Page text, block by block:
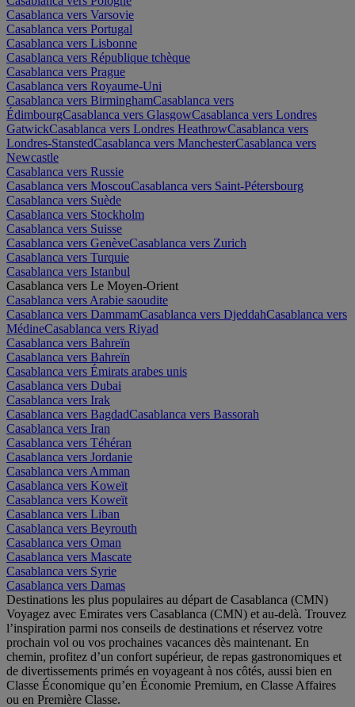
Casablanca vers Varsovie
Casablanca vers Portugal
Casablanca vers Lisbonne
Casablanca vers République tchèque
Casablanca vers Prague
Casablanca vers Royaume-Uni
Casablanca vers BirminghamCasablanca vers
ÉdimbourgCasablanca vers GlasgowCasablanca vers Londres
GatwickCasablanca vers Londres HeathrowCasablanca vers
Londres-StanstedCasablanca vers ManchesterCasablanca vers
Newcastle
Casablanca vers Russie
Casablanca vers MoscouCasablanca vers Saint-Pétersbourg
Casablanca vers Suède
Casablanca vers Stockholm
Casablanca vers Suisse
Casablanca vers GenèveCasablanca vers Zurich
Casablanca vers Turquie
Casablanca vers Istanbul
Casablanca vers Le Moyen-Orient
Casablanca vers Arabie saoudite
Casablanca vers DammamCasablanca vers DjeddahCasablanca vers
MédineCasablanca vers Riyad
Casablanca vers Bahreïn
Casablanca vers Bahreïn
Casablanca vers Émirats arabes unis
Casablanca vers Dubai
Casablanca vers Irak
Casablanca vers BagdadCasablanca vers Bassorah
Casablanca vers Iran
Casablanca vers Téhéran
Casablanca vers Jordanie
Casablanca vers Amman
Casablanca vers Koweït
Casablanca vers Koweït
Casablanca vers Liban
Casablanca vers Beyrouth
Casablanca vers Oman
Casablanca vers Mascate
Casablanca vers Syrie
Casablanca vers Damas
Destinations les plus populaires au départ de Casablanca (CMN)
Voyagez avec Emirates vers Casablanca (CMN) et au-delà. Trouvez
l’inspiration parmi nos conseils de destinations et réservez votre
prochain vol ou vos prochaines vacances dès maintenant. En
chemin, profitez d’un confort supérieur, de repas gastronomiques et
de divertissements primés en voyageant à nos côtés, aussi bien en
Classe Économique qu’en Économie Premium, en Classe Affaires
ou en Première Classe.